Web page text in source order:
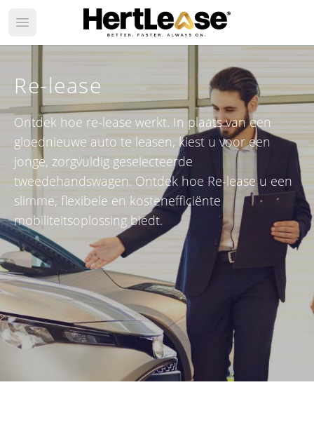
Open main menu
Re-lease
Ontdek hoe re-lease werkt. In plaats van een
gloednieuwe auto te leasen, kiest u voor een
jonge, zorgvuldig geselecteerde
tweedehandswagen. Ontdek hoe Re-lease u een
slimme, flexibele en kostenefficiënte
mobiliteitsoplossing biedt.